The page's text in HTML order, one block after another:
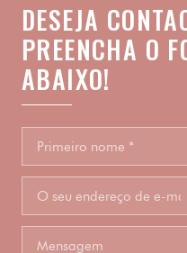
DESEJA
PREENCHA O
ABAIXO!